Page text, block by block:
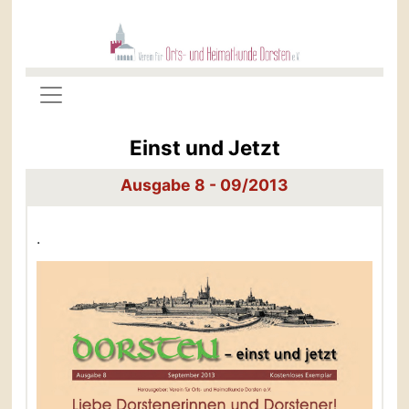
Einst und Jetzt
Ausgabe 8 - 09/2013
.